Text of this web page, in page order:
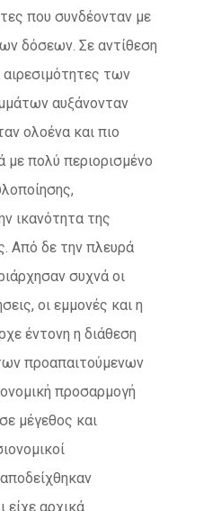
που συνδέονταν με
δόσεων. Σε αντίθεση
των
αυξάνονταν
ολοένα και πιο
με πολύ περιορισμένο
ικανότητα της
Από δε την πλευρά
συχνά οι
οι εμμονές και η
έντονη η διάθεση
προαπαιτούμενων
προσαρμογή
μέγεθος και
είχε αρχικά